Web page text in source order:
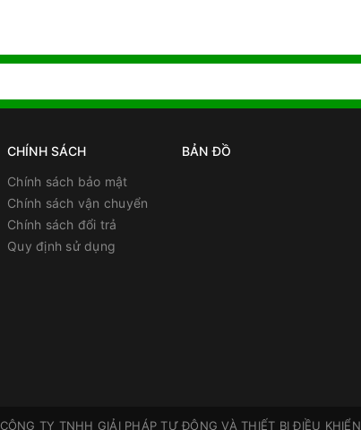
CHÍNH SÁCH
Chính sách bảo mật
Chính sách vận chuyển
Chính sách đổi trả
Quy định sử dụng
BẢN ĐỒ
CÔNG TY TNHH GIẢI PHÁP TỰ ĐỘNG VÀ THIẾT BỊ ĐIỀU KHIỂN